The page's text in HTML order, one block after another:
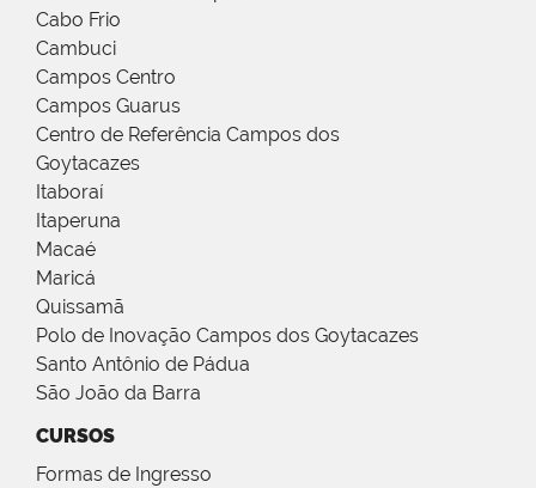
Cabo Frio
Cambuci
Campos Centro
Campos Guarus
Centro de Referência Campos dos
Goytacazes
Itaboraí
Itaperuna
Macaé
Maricá
Quissamã
Polo de Inovação Campos dos Goytacazes
Santo Antônio de Pádua
São João da Barra
CURSOS
Formas de Ingresso